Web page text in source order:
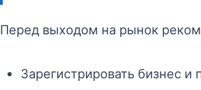
Перед выходом на рынок
Зарегистрировать бизнес и